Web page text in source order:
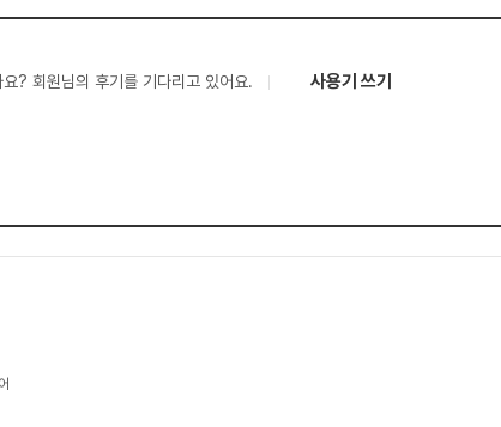
? 회원님의 후기를 기다리고 있어요. 사용기 쓰기